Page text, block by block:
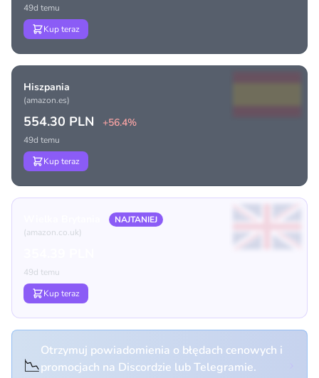
49d temu
Kup teraz
Hiszpania
(amazon.es)
554.30 PLN +56.4%
49d temu
Kup teraz
NAJTANIEJ
(amazon.co.uk)
49d temu
Kup teraz
📉
Otrzymuj powiadomienia o błędach cenowych i
promocjach na Discordzie lub Telegramie.